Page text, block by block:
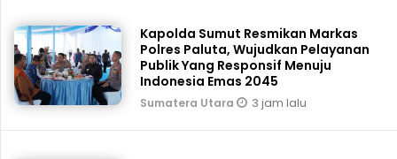
Kapolda Sumut Resmikan Markas
Polres Paluta, Wujudkan Pelayanan
Publik Yang Responsif Menuju
Indonesia Emas 2045
Sumatera Utara 3 jam lalu